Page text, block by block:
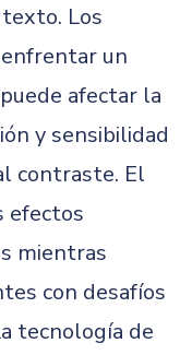
Los
un
afectar la
y sensibilidad
contraste. El
efectos
mientras
con desafíos
tecnología de